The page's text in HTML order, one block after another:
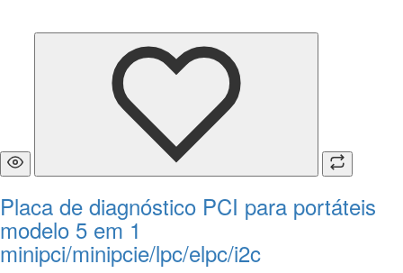
Placa de diagnóstico PCI para portáteis
modelo 5 em 1
minipci/minipcie/lpc/elpc/i2c